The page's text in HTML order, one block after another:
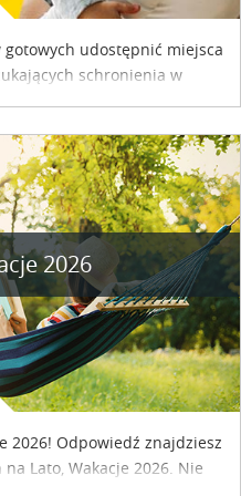
udostępnić miejsca
schronienia w
2026
2026! Odpowiedź znajdziesz
Lato, Wakacje 2026. Nie